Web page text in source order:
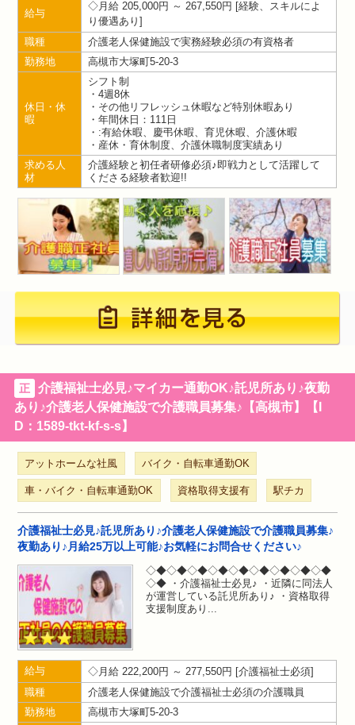
給与
月給 205,000円 ～ 267,550円
経験、スキルによ
り優遇あり
職種
介護老人保健施設で実務経験必須の有資格者
勤務地
高槻市大塚町5-20-3
休日・休
暇
シフト制
・4週8休
・その他リフレッシュ休暇など特別休暇あり
・年間休日：111日
・:有給休暇、慶弔休暇、育児休暇、介護休暇
・産休・育休制度、介護休職制度実績あり
求める人
材
介護経験と初任者研修必須♪即戦力として活躍して
くださる経験者歓迎!!
正
介護福祉士必見♪マイカー通勤OK♪託児所あり♪夜勤
あり♪介護老人保健施設で介護職員募集♪【高槻市】【I
D：1589-tkt-kf-s-s】
アットホームな社風 バイク・自転車通勤OK
車・バイク・自転車通勤OK 資格取得支援有 駅チカ
介護福祉士必見♪託児所あり♪介護老人保健施設で介護職員募集♪
夜勤あり♪月給25万以上可能♪お気軽にお問合せください♪
◇◆◇◆◇◆◇◆◇◆◇◆◇◆◇◆◇◆
◇◆ ・介護福祉士必見♪ ・近隣に同法人
が運営している託児所あり♪ ・資格取得
支援制度あり
給与 月給 222,200円 ～ 277,550円
介護福祉士必須
職種
介護老人保健施設で介護福祉士必須の介護職員
勤務地
高槻市大塚町5-20-3